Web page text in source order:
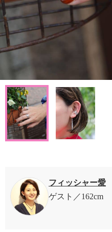
フィッシャー愛
ゲスト
162cm